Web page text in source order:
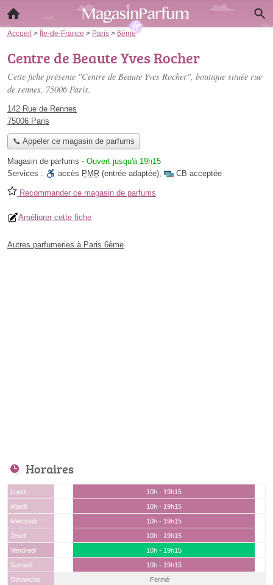
Accueil > Île-de-France > Paris > 6ème
Centre de Beaute Yves Rocher
Cette fiche présente "Centre de Beaute Yves Rocher", boutique située rue
de rennes, 75006 Paris.
142 Rue de Rennes
75006 Paris
📞 Appeler ce magasin de parfums
Magasin de parfums - Ouvert jusqu'à 19h15
Services :
accès PMR (entrée adaptée), CB acceptée
Recommander ce magasin de parfums
Améliorer cette fiche
Autres parfumeries à Paris 6ème
Horaires
Lundi
10h - 19h15
Mardi
10h - 19h15
Mercredi
10h - 19h15
Jeudi
10h - 19h15
Vendredi
10h - 19h15
Samedi
10h - 19h15
Dimanche
Fermé